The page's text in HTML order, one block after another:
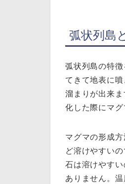
弧状列島
弧状列島の特
てきて地表に
溜まりが出来
化した際にマグ
マグマの形成
ど溶けやすい
石は溶けやす
ありません。